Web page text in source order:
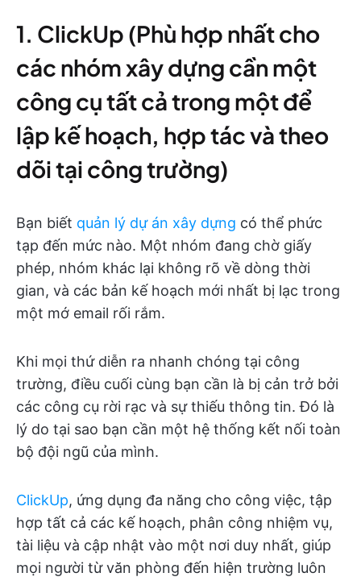
1. ClickUp (Phù hợp nhất cho
các nhóm xây dựng cần một
công cụ tất cả trong một để
lập kế hoạch, hợp tác và theo
dõi tại công trường)
Bạn biết quản lý dự án xây dựng có thể phức
tạp đến mức nào. Một nhóm đang chờ giấy
phép, nhóm khác lại không rõ về dòng thời
gian, và các bản kế hoạch mới nhất bị lạc trong
một mớ email rối rắm.
Khi mọi thứ diễn ra nhanh chóng tại công
trường, điều cuối cùng bạn cần là bị cản trở bởi
các công cụ rời rạc và sự thiếu thông tin. Đó là
lý do tại sao bạn cần một hệ thống kết nối toàn
bộ đội ngũ của mình.
ClickUp, ứng dụng đa năng cho công việc, tập
hợp tất cả các kế hoạch, phân công nhiệm vụ,
tài liệu và cập nhật vào một nơi duy nhất, giúp
mọi người từ văn phòng đến hiện trường luôn